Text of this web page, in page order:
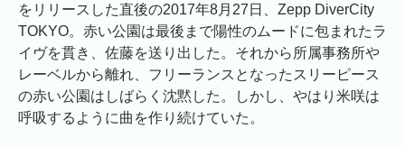
をリリースした直後の2017年8月27日、Zepp DiverCity
TOKYO。赤い公園は最後まで陽性のムードに包まれたラ
イヴを貫き、佐藤を送り出した。それから所属事務所や
レーベルから離れ、フリーランスとなったスリーピース
の赤い公園はしばらく沈黙した。しかし、やはり米咲は
呼吸するように曲を作り続けていた。